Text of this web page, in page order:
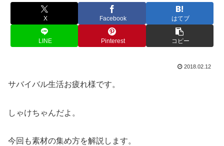
X Facebook はてブ
LINE Pinterest コピー
2018.02.12
サバイバル生活お疲れ様です。
しゃけちゃんだよ。
今回も素材の集め方を解説します。